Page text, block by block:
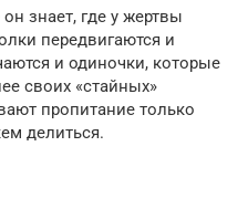
знает, где у жертвы
передвигаются и
и одиночки, которые
своих «стайных»
пропитание только
делиться.